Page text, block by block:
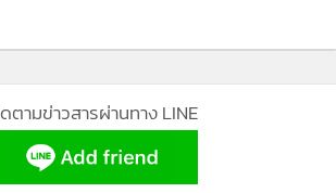
นียมการขาย ค่ารับชำระเงิน ค่าร่วม
คูปอง ส่วนลด และต้นทุนด้านการมองเห็น
รับว่า หากต้องการรักษายอดขายและอันดับ
ตามข่าวสารผ่านทาง LINE